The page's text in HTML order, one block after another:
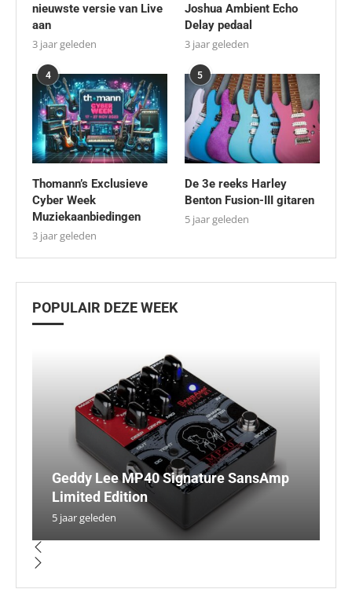
nieuwste versie van Live
aan
3 jaar geleden
Joshua Ambient Echo
Delay pedaal
3 jaar geleden
4
Thomann’s Exclusieve
Cyber Week
Muziekaanbiedingen
3 jaar geleden
5
De 3e reeks Harley
Benton Fusion-III gitaren
5 jaar geleden
POPULAIR DEZE WEEK
Geddy Lee MP40 Signature SansAmp
Limited Edition
5 jaar geleden